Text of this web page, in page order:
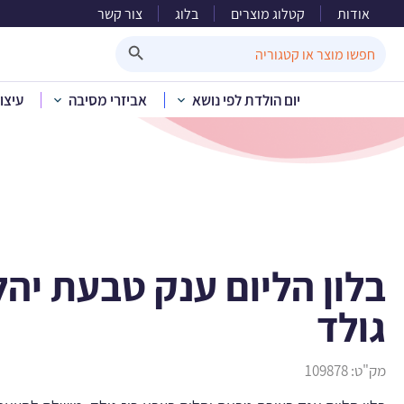
אודות קטלוג מוצרים בלוג צור קשר
for:
יום הולדת לפי נושא אביזרי מסיבה
בלון
»קטלוג מוצרים»
בלון הליום ענק טבעת
גולד
מק"ט:109878